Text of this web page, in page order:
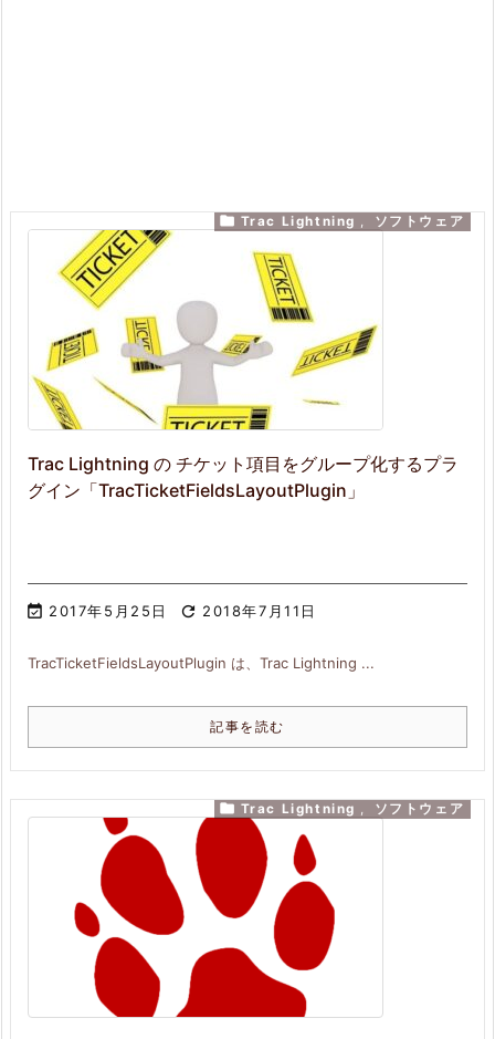
Trac Lightning の チケット項目をグループ化するプラ
グイン「TracTicketFieldsLayoutPlugin」
 2017年5月25日  2018年7月11日
 Trac Lightning , ソフトウェア
TracTicketFieldsLayoutPlugin は、Trac Lightning ...
記事を読む
 Trac Lightning , ソフトウェア